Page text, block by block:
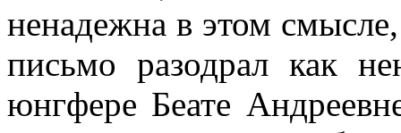
ненадежна в этом
письмо разодрал как
юнгфере Беате